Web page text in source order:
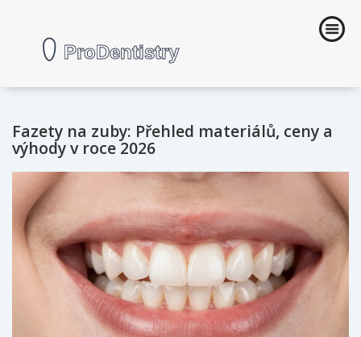
Fazety na zuby: Přehled materiálů, ceny a
výhody v roce 2026